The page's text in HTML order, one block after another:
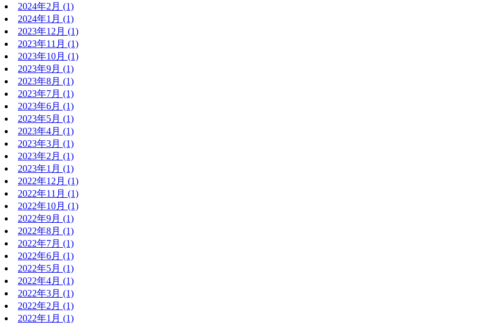
2024年2月 (1)
2024年1月 (1)
2023年12月 (1)
2023年11月 (1)
2023年10月 (1)
2023年9月 (1)
2023年8月 (1)
2023年7月 (1)
2023年6月 (1)
2023年5月 (1)
2023年4月 (1)
2023年3月 (1)
2023年2月 (1)
2023年1月 (1)
2022年12月 (1)
2022年11月 (1)
2022年10月 (1)
2022年9月 (1)
2022年8月 (1)
2022年7月 (1)
2022年6月 (1)
2022年5月 (1)
2022年4月 (1)
2022年3月 (1)
2022年2月 (1)
2022年1月 (1)